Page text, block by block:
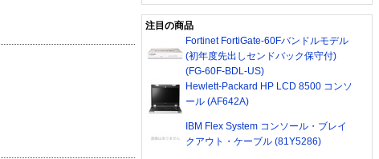
注目の商品
Fortinet FortiGate-60Fバンドルモデル
(初年度先出しセンドバック保守付)
(FG-60F-BDL-US)
Hewlett-Packard HP LCD 8500 コンソ
ール (AF642A)
IBM Flex System コンソール・ブレイ
クアウト・ケーブル (81Y5286)